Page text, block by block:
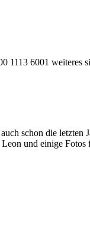
1113 6001 weiteres
schon die letzten
und einige Fotos